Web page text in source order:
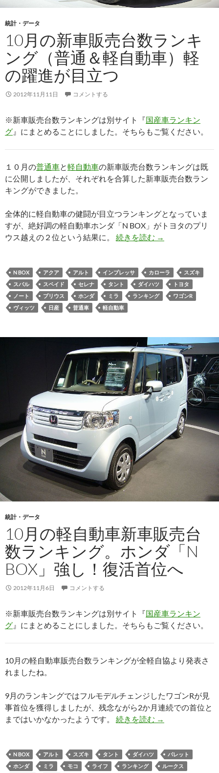
統計・データ
10月の新車販売台数ランキ
ング（普通＆軽自動車）軽
の躍進が目立つ
2012年11月11日 コメントする
※新車販売台数ランキングは別サイト『国産車ランキン
グ 』にまとめることにしました。そちらもご覧ください。
１０月の普通車 と軽自動車の新車販売台数ランキングは既
に公開しましたが、それぞれを合算した新車販売台数ラン
キングができました。
全体的に軽自動車の健闘が目立つランキングとなっていま
すが、絶好調の軽自動車ホンダ「N BOX」がトヨタのプリ
ウス越えの２位という結果に。 続きを読む →
N BOX アクア アルト インプレッサ カローラ
スズキ
スバル
スペイド セレナ タント ダイハツ
トヨタ
ノート
プリウス ホンダ ミラ ランキング
ワゴンR
ヴィッツ
日産 普通車 軽自動車
統計・データ
10月の軽自動車新車販売台
数ランキング。ホンダ「N
BOX」強し！復活首位へ
2012年11月6日 コメントする
※新車販売台数ランキングは別サイト『国産車ランキン
グ 』にまとめることにしました。そちらもご覧ください。
10月の軽自動車販売台数ランキングが全軽自協より発表さ
れましたね。
9月のランキングではフルモデルチェンジしたワゴンRが見
事首位を獲得しましたが、残念ながら2か月連続での首位と
まではいかなかったようです。 続きを読む →
N BOX アルト スズキ タント ダイハツ
パレット
ホンダ
ミラ モコ ライフ ランキング
ルークス